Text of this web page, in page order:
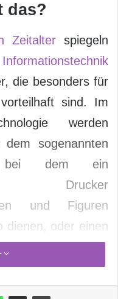
das?
Zeitalterspiegeln
Informationstechnik
die besonders für
sind. Im
werden
sogenannten
bei dem ein
Drucker
und Figuren
dienen, oder einen
müssen.